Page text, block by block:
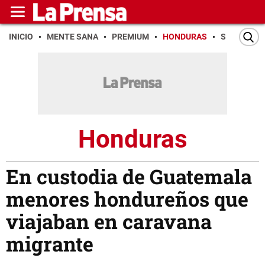
INICIO MENTE SANA PREMIUM HONDURAS SAN PEDRO
Honduras
En custodia de Guatemala
menores hondureños que
viajaban en caravana
migrante